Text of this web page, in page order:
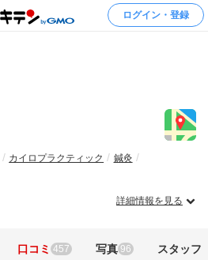
ログイン・登録
カイロプラクティック
鍼灸
詳細情報を見る
口コミ 457 写真 96 スタッフ